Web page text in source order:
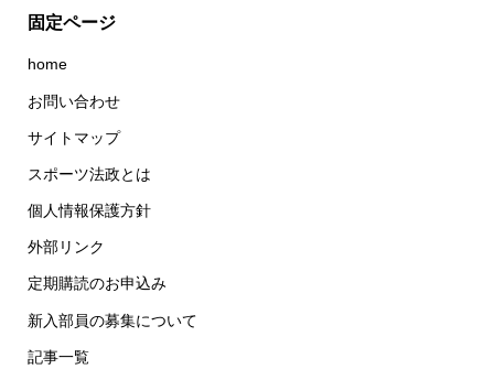
固定ページ
home
お問い合わせ
サイトマップ
スポーツ法政とは
個人情報保護方針
外部リンク
定期購読のお申込み
新入部員の募集について
記事一覧